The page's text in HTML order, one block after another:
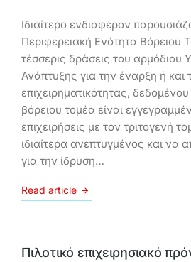
Ιδιαίτερο ενδιαφέρον
Περιφερειακή Ενότητα Βόρειου
τέσσερις δράσεις του αρμόδιου
Ανάπτυξης για την έναρξη ή και
επιχειρηματικότητας,
βόρειου τομέα είναι
επιχειρήσεις με τον τριτογενή
ιδιαίτερα ανεπτυγμένος και να
για την ίδρυση…
Read article
Πιλοτικό επιχειρησιακό